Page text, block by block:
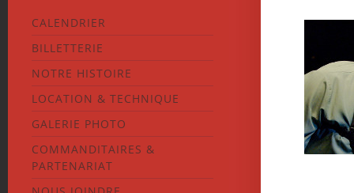
CALENDRIER
BILLETTERIE
NOTRE HISTOIRE
LOCATION & TECHNIQUE
GALERIE PHOTO
COMMANDITAIRES &
PARTENARIAT